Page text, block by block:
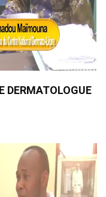
DERMATOLOGUE